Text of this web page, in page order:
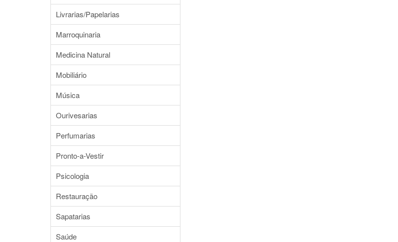
Livrarias/Papelarias
Marroquinaria
Medicina Natural
Mobiliário
Música
Ourivesarias
Perfumarias
Pronto-a-Vestir
Psicologia
Restauração
Sapatarias
Saúde